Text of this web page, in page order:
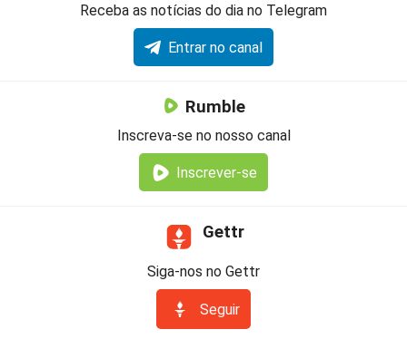
Receba as notícias do dia no Telegram
Entrar no canal
Rumble
Inscreva-se no nosso canal
Inscrever-se
Gettr
Siga-nos no Gettr
Seguir